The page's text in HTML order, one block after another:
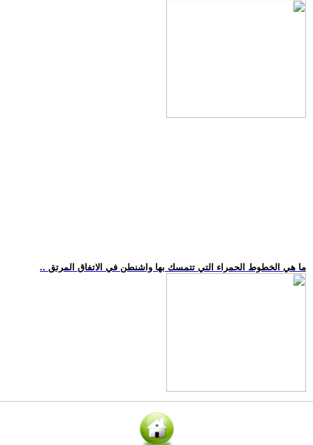
.. ما هي الخطوط الحمراء التي تتمسك بها واشنطن في الاتفاق المرتق